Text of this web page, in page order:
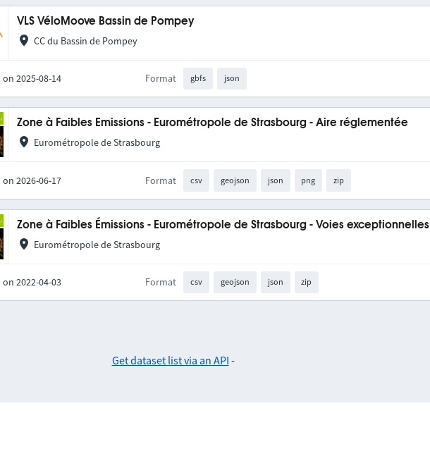
VLS VéloMoove Bassin de Pompey
CC du Bassin de Pompey
2025-08-14 Format gbfs json
Zone à Faibles Emissions - Eurométropole de Strasbourg - Aire réglementée
Eurométropole de Strasbourg
2026-06-17 Format csv geojson json png zip
Zone à Faibles Émissions - Eurométropole de Strasbourg - Voies exceptionnelles
Eurométropole de Strasbourg
2022-04-03 Format csv geojson json zip
Get dataset list via an API -